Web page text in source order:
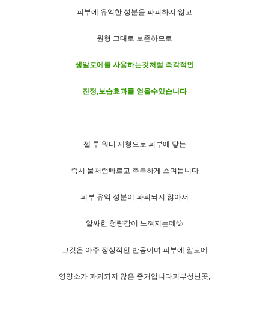
피부에 유익한 성분을 파괴하지 않고
원형 그대로 보존하므로
생알로에를 사용하는것처럼 즉각적인
진정,보습효과를 얻을수있습니다
젤 투 워터 제형으로 피부에 닿는
즉시 물처럼빠르고 촉촉하게 스며듭니다
피부 유익 성분이 파괴되지 않아서
알싸한 청량감이 느껴지는데💦
그것은 아주 정상적인 반응이며 피부에 알로에
영양소가 파괴되지 않은 증거입니다피부성난곳,